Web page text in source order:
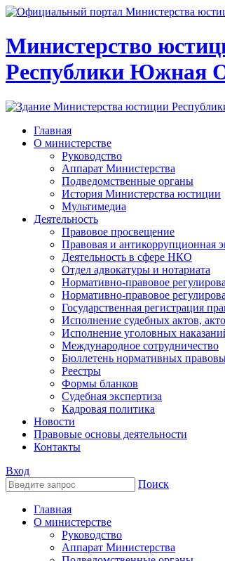
Министерство
Республики Южная
Главная
О министерстве
Руководство
Аппарат Министерства
Подведомственные органы
История Министерства юстиции
Мультимедиа
Деятельность
Правовое просвещение
Правовая и антикоррупционная
Деятельность в сфере НКО
Отдел адвокатуры и нотариата
Нормативно-правовое
Нормативно-правовое
Государственная регистрация
Исполнение судебных актов,
Исполнение уголовных
Международное сотрудничество
Бюллетень нормативных
Реестры
Формы бланков
Судебная экспертиза
Кадровая политика
Новости
Правовые основы деятельности
Контакты
Вход
Поиск
Главная
О министерстве
Руководство
Аппарат Министерства